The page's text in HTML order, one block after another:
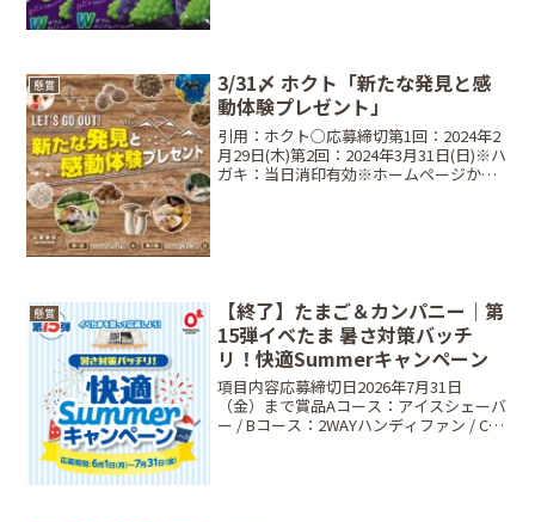
懸賞
3/31〆 ホクト「新たな発見と感
動体験プレゼント」
引用：ホクト○応募締切第1回：2024年2
月29日(木)第2回：2024年3月31日(日)※ハ
ガキ：当日消印有効※ホームページから
懸賞
【終了】たまご＆カンパニー｜第
15弾イベたま 暑さ対策バッチ
リ！快適Summerキャンペーン
項目内容応募締切日2026年7月31日
（金）まで賞品Aコース：アイスシェーバ
ー / Bコース：2WAYハンディファン / Cコ